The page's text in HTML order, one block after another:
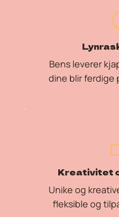
Bens leverer
dine blir ferdige
Kreativitet
Unike og
fleksible og